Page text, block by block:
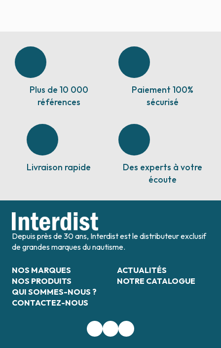
Plus de 10 000
références
Paiement 100%
sécurisé
Livraison rapide
Des experts à votre
écoute
Depuis près de 30 ans, Interdist est le distributeur exclusif
de grandes marques du nautisme.
NOS MARQUES
NOS PRODUITS
QUI SOMMES-NOUS ?
CONTACTEZ-NOUS
ACTUALITÉS
NOTRE CATALOGUE